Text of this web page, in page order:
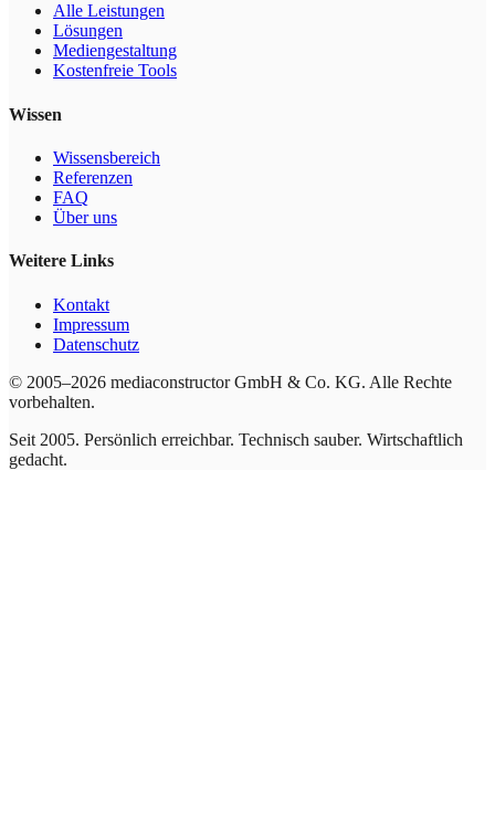
Alle Leistungen
Lösungen
Mediengestaltung
Kostenfreie Tools
Wissen
Wissensbereich
Referenzen
FAQ
Über uns
Weitere Links
Kontakt
Impressum
Datenschutz
© 2005–2026 mediaconstructor GmbH & Co. KG. Alle Rechte
vorbehalten.
Seit 2005. Persönlich erreichbar. Technisch sauber. Wirtschaftlich
gedacht.